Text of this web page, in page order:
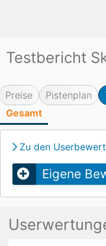
Testbericht
Preise Pistenplan
Gesamt
Zu den
Eigene